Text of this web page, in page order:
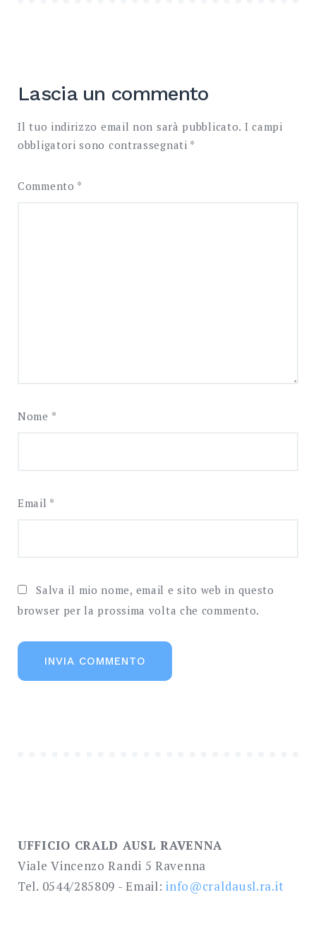
Lascia un commento
Il tuo indirizzo email non sarà pubblicato. I campi
obbligatori sono contrassegnati *
Commento *
Nome *
Email *
Salva il mio nome, email e sito web in questo
browser per la prossima volta che commento.
UFFICIO CRALD AUSL RAVENNA
Viale Vincenzo Randi 5 Ravenna
Tel. 0544/285809 - Email:info@craldausl.ra.it